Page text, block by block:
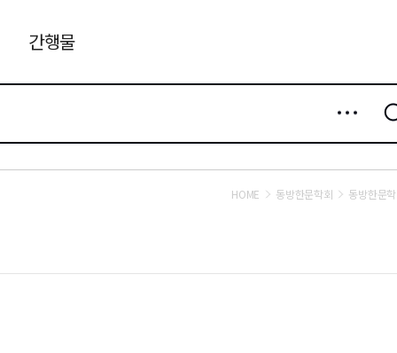
간행물
검색
HOME 동방한문학회 동방한문학